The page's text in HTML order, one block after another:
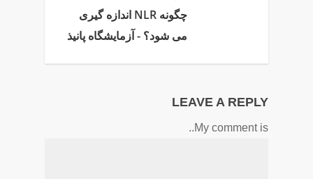
چگونه NLR اندازه گیری
می شود؟ - آزمایشگاه پانیذ
LEAVE A REPLY
My comment is..